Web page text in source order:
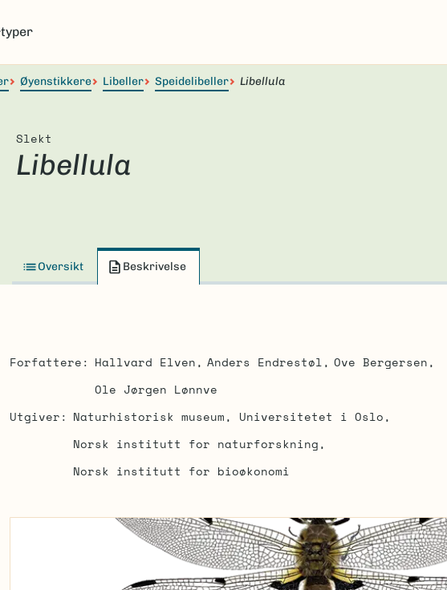
Øyenstikkere Libeller Speidelibeller Libellula
Slekt
Libellula
Oversikt Beskrivelse
Forfattere Hallvard Elven Anders Endrestøl
Ove Bergersen
Ole Jørgen Lønnve
Utgiver
Naturhistorisk museum, Universitetet i Oslo
Norsk institutt for naturforskning
Norsk institutt for bioøkonomi